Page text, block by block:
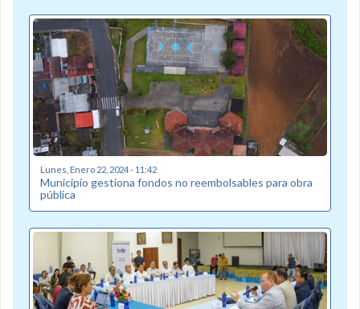
Lunes, Enero 22, 2024 - 11:42
Municipio gestiona fondos no reembolsables para obra
pública